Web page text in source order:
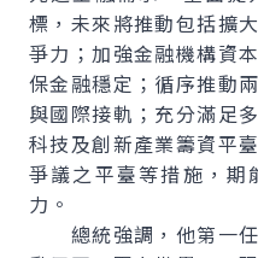
標，未來將推動包括擴
爭力；加強金融機構資
保金融穩定；循序推動
與國際接軌；充分滿足
科技及創新產業籌資平
爭議之平臺等措施，期
力。
總統強調，他第一任